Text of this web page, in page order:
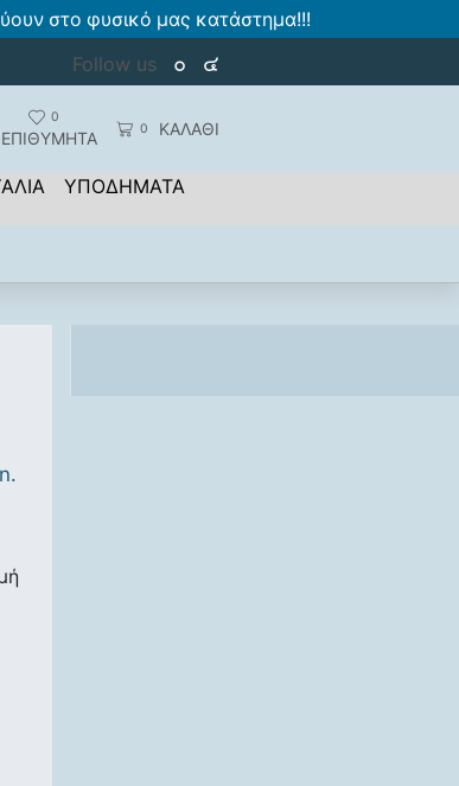
στο φυσικό μας κατάστημα!!!
Follow us
0
ΕΠΙΘΥΜΗΤΑ 0 ΚΑΛΑΘΙ
ΥΠΟΔΗΜΑΤΑ